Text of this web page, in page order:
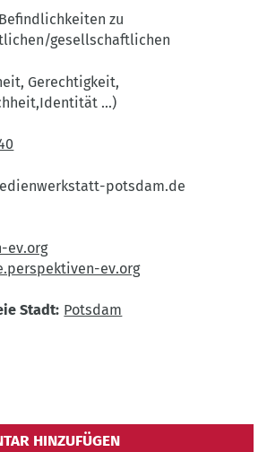
zu
gesellschaftlichen
Gerechtigkeit,
...)
potsdam.de
ev.org
ev.org
Stadt Potsdam
HINZUFÜGEN